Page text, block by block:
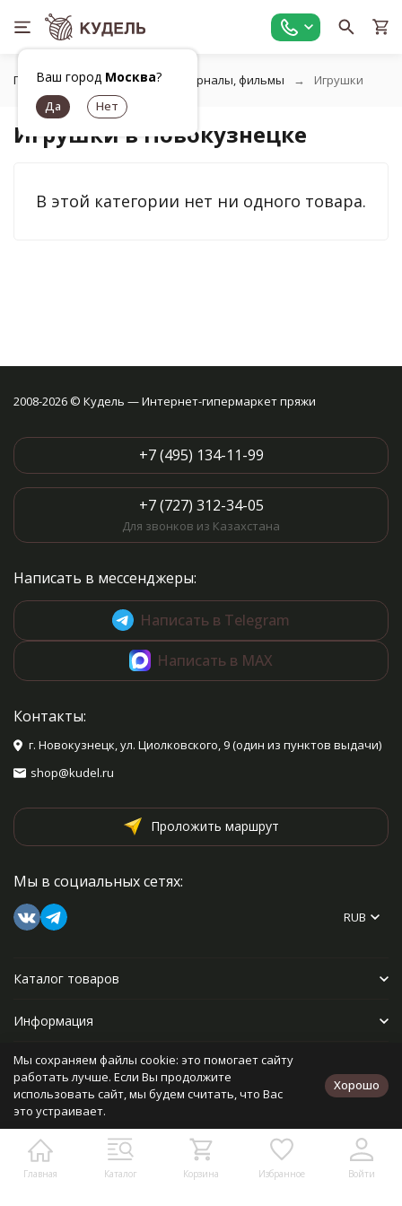
Ваш город Москва?
Главная Игрушки, книги, журналы, фильмы Игрушки
Игрушки в Новокузнецке
В этой категории нет ни одного товара.
Главная Каталог Корзина Избранное Войти
2008-2026 © Кудель — Интернет-гипермаркет пряжи
+7 (495) 134-11-99
+7 (727) 312-34-05
Для звонков из Казахстана
Написать в мессенджеры:
Написать в Telegram
Написать в MAX
Контакты:
г. Новокузнецк, ул. Циолковского, 9 (один из пунктов выдачи)
shop@kudel.ru
Проложить маршрут
Мы в социальных сетях:
RUB
Каталог товаров
Информация
Прочее
Политика персональных данных
Разработано в
bodysite.ru
Мы сохраняем файлы cookie: это помогает сайту
работать лучше. Если Вы продолжите
использовать сайт, мы будем считать, что Вас
это устраивает.
Хорошо